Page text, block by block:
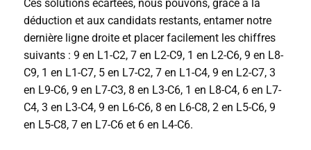
Ces solutions écartées, nous pouvons, grâce à la
déduction et aux candidats restants, entamer notre
dernière ligne droite et placer facilement les chiffres
suivants : 9 en L1-C2, 7 en L2-C9, 1 en L2-C6, 9 en L8-
C9, 1 en L1-C7, 5 en L7-C2, 7 en L1-C4, 9 en L2-C7, 3
en L9-C6, 9 en L7-C3, 8 en L3-C6, 1 en L8-C4, 6 en L7-
C4, 3 en L3-C4, 9 en L6-C6, 8 en L6-C8, 2 en L5-C6, 9
en L5-C8, 7 en L7-C6 et 6 en L4-C6.